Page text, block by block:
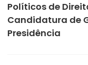
Políticos de
Candidatura de
Presidência